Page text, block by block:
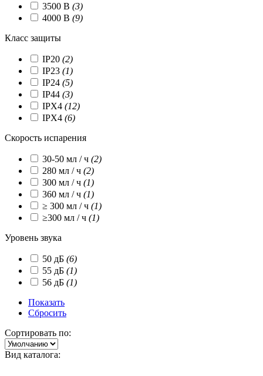
3500 В (3)
4000 В (9)
Класс защиты
IP20 (2)
IP23 (1)
IP24 (5)
IP44 (3)
IPX4 (12)
IPХ4 (6)
Скорость испарения
30-50 мл / ч (2)
280 мл / ч (2)
300 мл / ч (1)
360 мл / ч (1)
≥ 300 мл / ч (1)
≥300 мл / ч (1)
Уровень звука
50 дБ (6)
55 дБ (1)
56 дБ (1)
Показать
Сбросить
Сортировать по:
Вид каталога: